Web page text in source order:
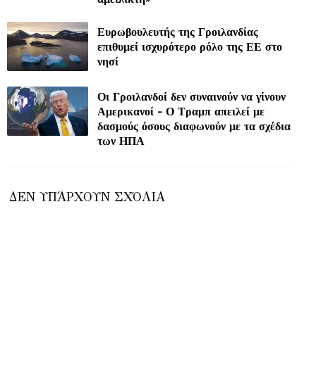
Ευρωβουλευτής της Γροιλανδίας
επιθυμεί ισχυρότερο ρόλο της ΕΕ στο
νησί
Οι Γροιλανδοί δεν συναινούν να γίνουν
Αμερικανοί - Ο Τραμπ απειλεί με
δασμούς όσους διαφωνούν με τα σχέδια
των ΗΠΑ
ΔΕΝ ΥΠΆΡΧΟΥΝ ΣΧΌΛΙΑ